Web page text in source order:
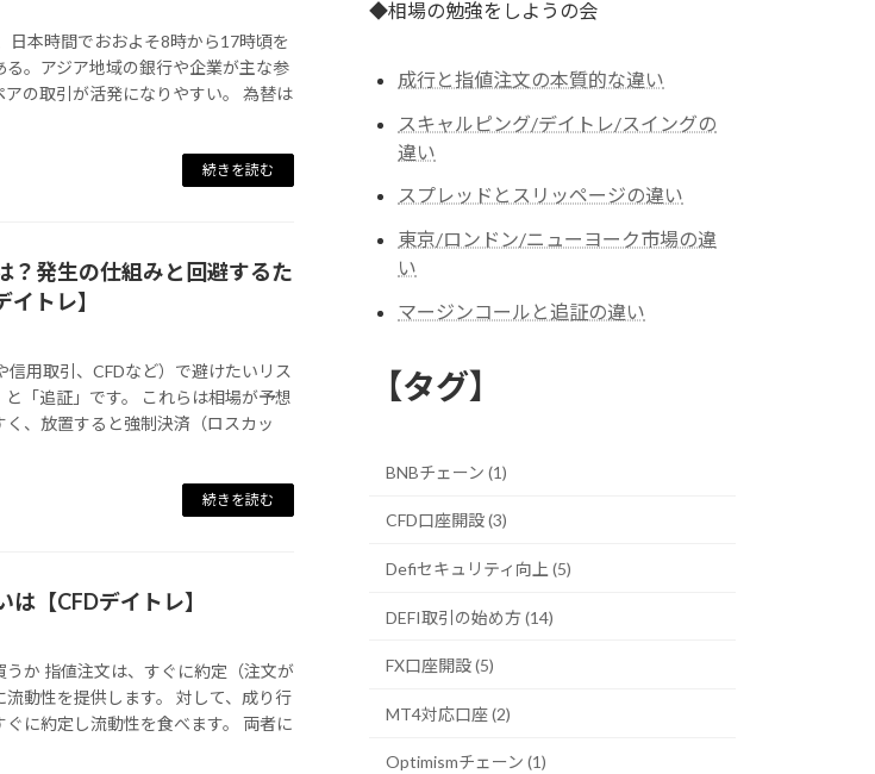
本時間でおおよそ8時から17時頃を
。アジア地域の銀行や企業が主な参
の取引が活発になりやすい。 為替は
続きを読む
？発生の仕組みと回避するた
トレ】
信用取引、CFDなど）で避けたいリス
「追証」です。 これらは相場が予想
、放置すると強制決済（ロスカッ
続きを読む
【CFDデイトレ】
か 指値注文は、すぐに約定（注文が
動性を提供します。 対して、成り行
に約定し流動性を食べます。 両者に
◆相場の勉強をしようの会
成行と指値注文の本質的な違い
スキャルピング/デイトレ/スイングの
違い
スプレッドとスリッページの違い
東京/ロンドン/ニューヨーク市場の違
い
マージンコールと追証の違い
【タグ】
BNBチェーン (1)
CFD口座開設 (3)
Defiセキュリティ向上 (5)
DEFI取引の始め方 (14)
FX口座開設 (5)
MT4対応口座 (2)
Optimismチェーン (1)